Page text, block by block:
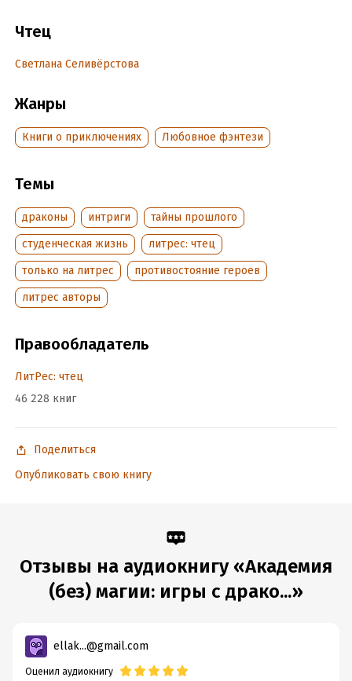
заклятых врагов…
Подробная информация
Дата написания:
Дата поступления:27 мая 2025
Чтец
Светлана Селивёрстова
Жанры
Книги о приключениях Любовное фэнтези
Темы
драконы интриги
тайны прошлого
студенческая жизнь
литрес: чтец
только на литрес
противостояние героев
литрес авторы
Правообладатель
ЛитРес: чтец
46 228 книг
Поделиться
Опубликовать свою книгу
Отзывы на аудиокнигу «Академия
(без) магии: игры с драко...»
ellak...@gmail.com
Оценил аудиокнигу